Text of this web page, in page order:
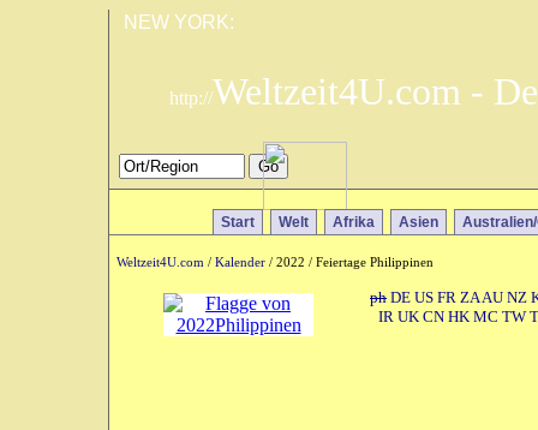
NEW YORK:
http://Weltzeit4U.com -
Start Welt Afrika Asien
Weltzeit4U.com / Kalender / 2022 / Feiertage Philippinen
ph DE US FR ZAAU NZ
IR UK CN HK MC TW